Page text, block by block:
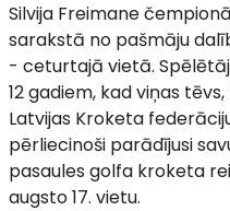
Silvija Freimane
sarakstā no pašmāju
- ceturtajā vietā.
12 gadiem, kad viņas
Latvijas Kroketa
pērliecinoši parādījusi
pasaules golfa kroketa
augsto 17. vietu.